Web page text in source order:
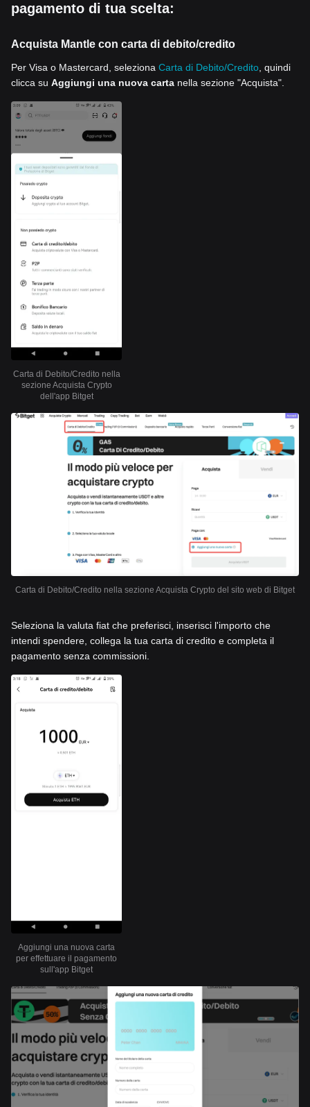
pagamento di tua scelta:
Acquista Mantle con carta di debito/credito
Per Visa o Mastercard, seleziona Carta di Debito/Credito , quindi
clicca su Aggiungi una nuova carta nella sezione "Acquista".
Carta di Debito/Credito nella
sezione Acquista Crypto
dell'app Bitget
Carta di Debito/Credito nella sezione Acquista Crypto del sito web di Bitget
Seleziona la valuta fiat che preferisci, inserisci l'importo che
intendi spendere, collega la tua carta di credito e completa il
pagamento senza commissioni.
Aggiungi una nuova carta
per effettuare il pagamento
sull'app Bitget